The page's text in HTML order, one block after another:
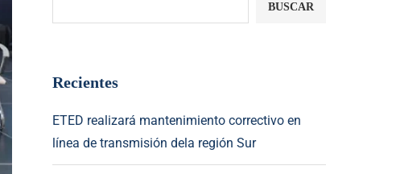
BUSCAR
Recientes
ETED realizará mantenimiento correctivo en
línea de transmisión dela región Sur